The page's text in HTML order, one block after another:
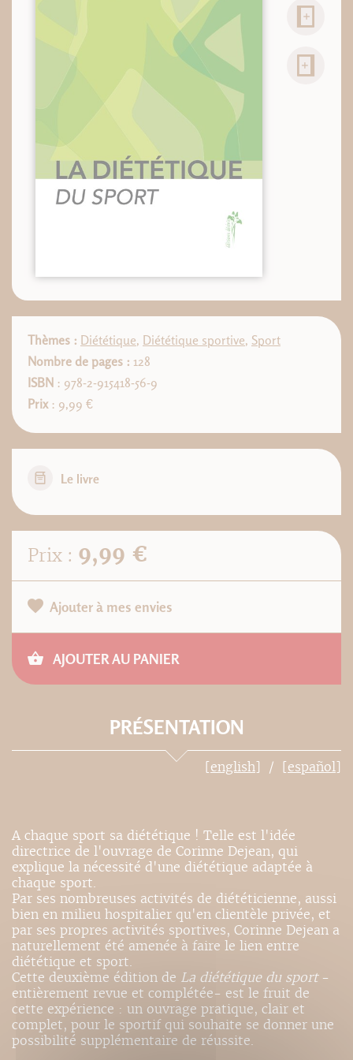
Thèmes : Diététique, Diététique sportive, Sport
Nombre de pages : 128
ISBN : 978-2-915418-56-9
Prix: 9,99 €
Le livre
Prix : 9,99 €
Ajouter à mes envies
AJOUTER AU PANIER
PRÉSENTATION
[english] [español]
A chaque sport sa diététique ! Telle est l'idée
directrice de l'ouvrage de Corinne Dejean, qui
explique la nécessité d'une diététique adaptée à
chaque sport.
Par ses nombreuses activités de diététicienne, aussi
bien en milieu hospitalier qu'en clientèle privée, et
par ses propres activités sportives, Corinne Dejean a
naturellement été amenée à faire le lien entre
diététique et sport.
Cette deuxième édition de La diététique du sport-
entièrement revue et complétée- est le fruit de
cette expérience : un ouvrage pratique, clair et
complet, pour le sportif qui souhaite se donner une
possibilité supplémentaire de réussite.